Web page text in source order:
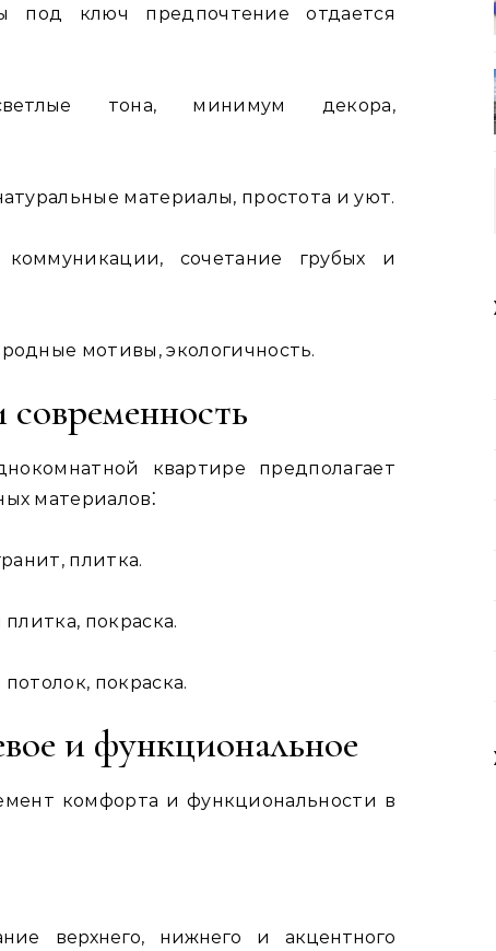
под ключ предпочтение отдается
тона, минимум декора,
материалы, простота и уют.
сочетание грубых и
мотивы, экологичность.
квартире предполагает
материалов⁚
плитка.
покраска.
покраска.
и функциональное
комфорта и функциональности в
верхнего, нижнего и акцентного